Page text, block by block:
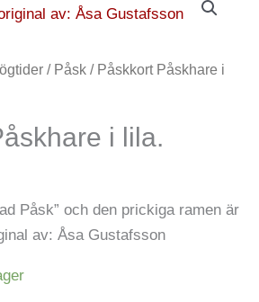
/ Påsk / Påskkort Påskhare i
i lila.
Påsk” och den prickiga ramen är
av: Åsa Gustafsson